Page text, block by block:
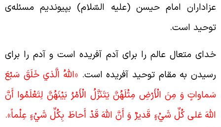
امام حیسن (علیه السّلام) بپیوندیم مسئله‌ی
است.
متعال عالم را برای آدم آفریده است و آدم را برای
به مقام توحید آفریده است.«اللَّهُ الَّذي خَلَقَ سَبْعَ
وَ مِنَ الْأَرْضِ مِثْلَهُنَّ يَتَنَزَّلُ الْأَمْرُ بَيْنَهُنَّ لِتَعْلَمُوا أَنَّ
عَلى‏ كُلِّ شَيْ‏ءٍ قَديرٌ وَ أَنَّ اللَّهَ قَدْ أَحاطَ بِكُلِّ شَيْ‏ءٍ عِلْماً».